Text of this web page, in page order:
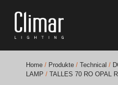
Home / Produkte / Technical /
LAMP / TALLES 70 RO OPAL